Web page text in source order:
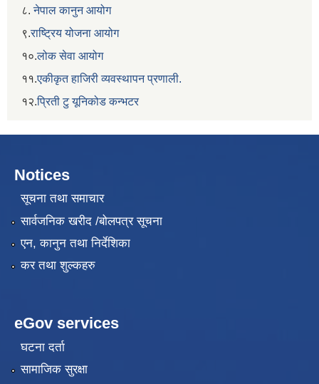
८.नेपाल कानुन आयोग
९.राष्ट्रिय योजना आयोग
१०.लोक सेवा आयोग
११.एकीकृत हाजिरी व्यवस्थापन प्रणाली.
१२.प्रिती टु यूनिकोड कन्भटर
Notices
सूचना तथा समाचार
सार्वजनिक खरीद /बोलपत्र सूचना
एन, कानुन तथा निर्देशिका
कर तथा शुल्कहरु
eGov services
घटना दर्ता
सामाजिक सुरक्षा